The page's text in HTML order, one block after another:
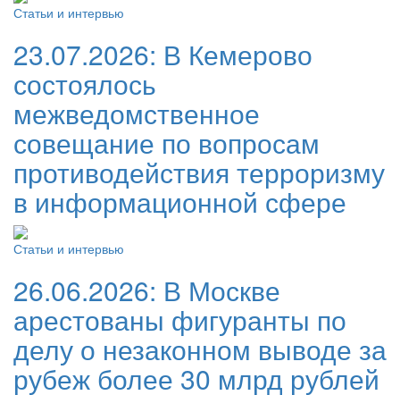
Статьи и интервью
23.07.2026: В Кемерово
состоялось
межведомственное
совещание по вопросам
противодействия терроризму
в информационной сфере
Статьи и интервью
26.06.2026: В Москве
арестованы фигуранты по
делу о незаконном выводе за
рубеж более 30 млрд рублей